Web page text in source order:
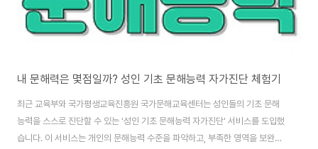
내 문해력은 몇점일까? 성인 기초 문해능력 자가진단 체험기
최근 교육부와 국가평생교육진흥원 국가문해교육센터는 성인들의 기초 문해
능력을 스스로 진단할 수 있는 '성인 기초 문해능력 자가진단' 서비스를 도입했
습니다. 이 서비스는 개인의 문해능력 수준을 파악하고, 부족한 영역을 보완할